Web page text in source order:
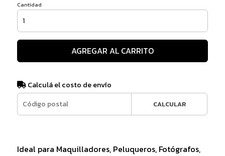
Cantidad
AGREGAR AL CARRITO
Calculá el costo de envío
CALCULAR
Ideal para Maquilladores, Peluqueros, Fotógrafos,